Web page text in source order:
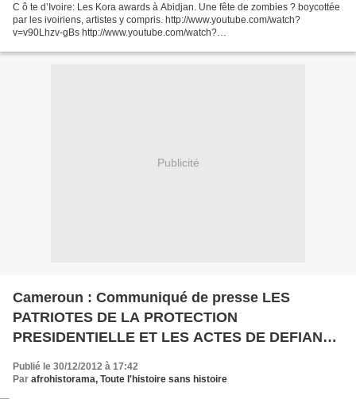
C ô te d’Ivoire: Les Kora awards à Abidjan. Une fête de zombies ? boycottée
par les ivoiriens, artistes y compris. http://www.youtube.com/watch?
v=v90Lhzv-gBs http://www.youtube.com/watch?
Publicité
Cameroun : Communiqué de presse LES
PATRIOTES DE LA PROTECTION
PRESIDENTIELLE ET LES ACTES DE DEFIANCE
Publié le 30/12/2012 à 17:42
Par afrohistorama, Toute l'histoire sans histoire